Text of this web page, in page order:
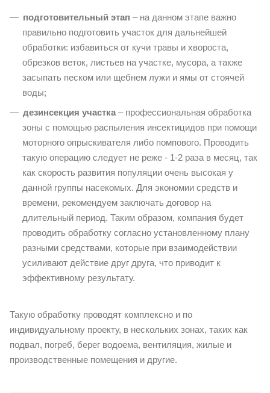
подготовительный этап – на данном этапе важно
правильно подготовить участок для дальнейшей
обработки: избавиться от кучи травы и хвороста,
обрезков веток, листьев на участке, мусора, а также
засыпать песком или щебнем лужи и ямы от стоячей
воды;
дезинсекция участка – профессиональная обработка
зоны с помощью распыления инсектицидов при помощи
моторного опрыскивателя либо помпового. Проводить
такую операцию следует не реже - 1-2 раза в месяц, так
как скорость развития популяции очень высокая у
данной группы насекомых. Для экономии средств и
времени, рекомендуем заключать договор на
длительный период. Таким образом, компания будет
проводить обработку согласно установленному плану
разными средствами, которые при взаимодействии
усиливают действие друг друга, что приводит к
эффективному результату.
Такую обработку проводят комплексно и по
индивидуальному проекту, в нескольких зонах, таких как
подвал, погреб, берег водоема, вентиляция, жилые и
производственные помещения и другие.